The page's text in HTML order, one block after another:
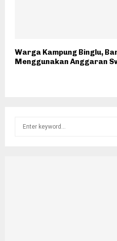
Warga Kampung Binglu,
Menggunakan Anggaran